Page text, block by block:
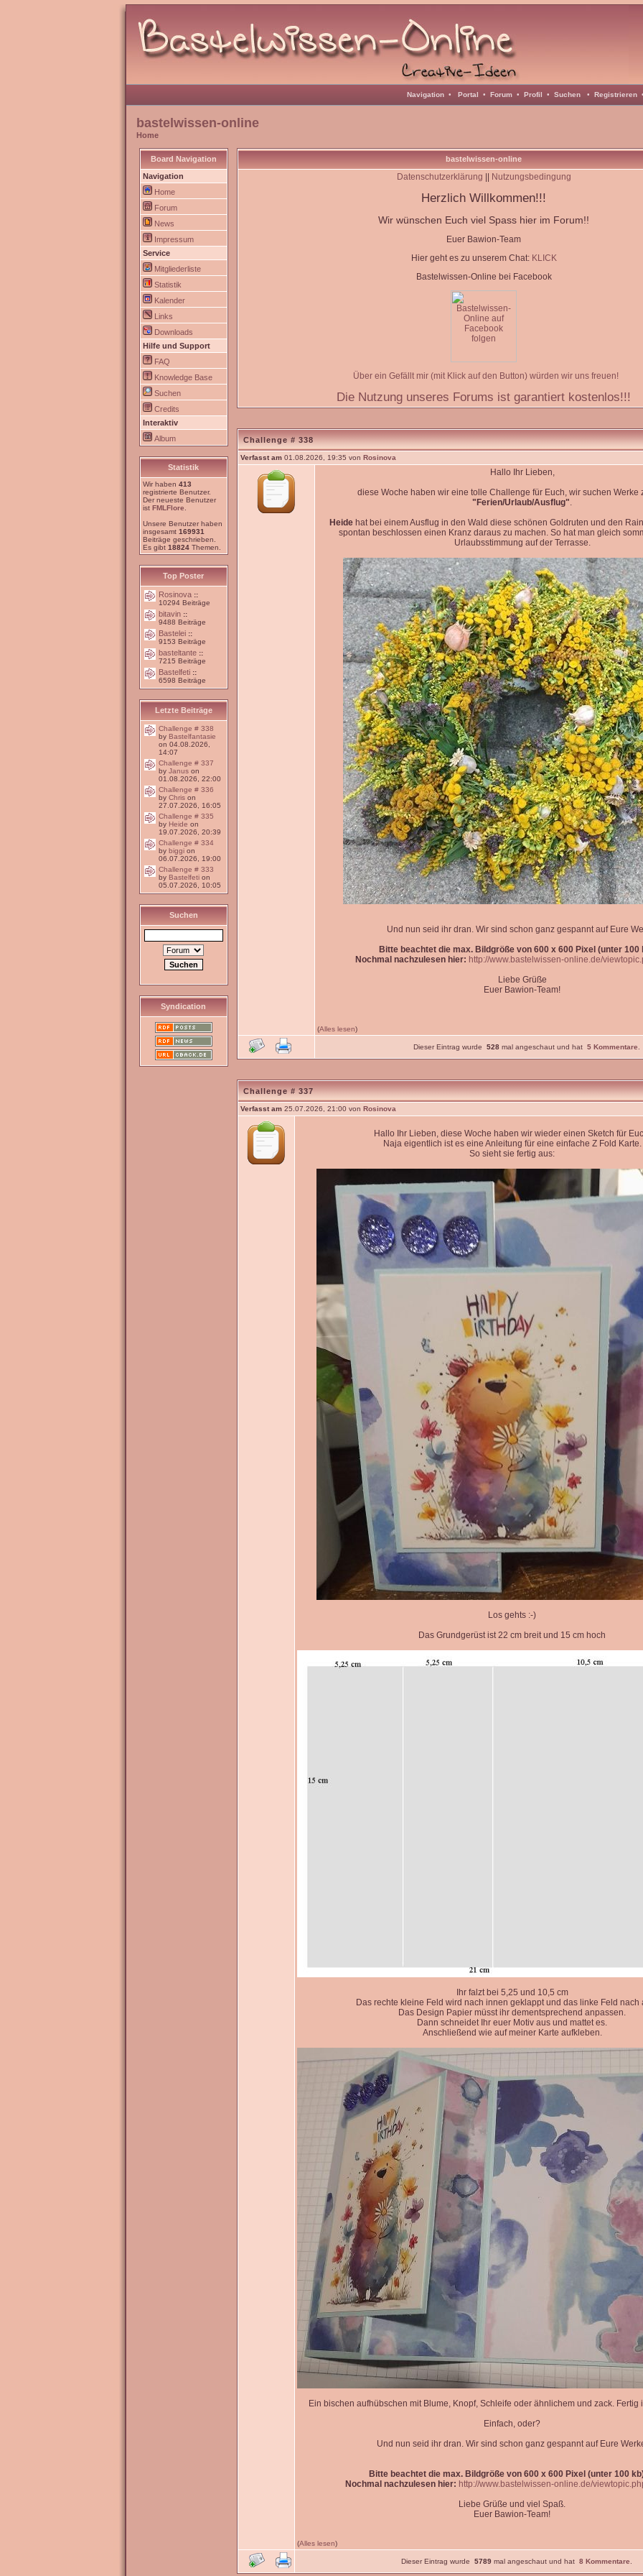
Navigation• Portal • Forum• Profil • Suchen• Registrieren
bastelwissen-online
Home
Board Navigation
Navigation
Home
Forum
News
Impressum
Service
Mitgliederliste
Statistik
Kalender
Links
Downloads
Hilfe und Support
FAQ
Knowledge Base
Suchen
Credits
Interaktiv
Album
Statistik
Wir haben 413
registrierte Benutzer.
Der neueste Benutzer
ist FMLFlore
Unsere Benutzer haben
insgesamt 169931
Beiträge geschrieben.
Es gibt 18824Themen.
Top Poster
Rosinova ::
10294 Beiträge
bitavin ::
9488 Beiträge
Bastelei ::
9153 Beiträge
basteltante ::
7215 Beiträge
Bastelfeti ::
6598 Beiträge
Letzte Beiträge
Challenge # 338
by Bastelfantasie
on 04.08.2026,
14:07
Challenge # 337
by Januson
01.08.2026, 22:00
Challenge # 336
by Chrison
27.07.2026, 16:05
Challenge # 335
by Heide on
19.07.2026, 20:39
Challenge # 334
by biggion
06.07.2026, 19:00
Challenge # 333
by Bastelfetion
05.07.2026, 10:05
Suchen
Syndication
bastelwissen-online
Datenschutzerklärung Nutzungsbedingung
Herzlich Willkommen!!!
Wir wünschen Euch viel Spass hier im Forum!!
Euer Bawion-Team
Hier geht es zu unserem Chat: KLICK
Bastelwissen-Online bei Facebook
Über ein Gefällt mir (mit Klick auf den Button) würden wir uns freuen!
Die Nutzung unseres Forums ist garantiert kostenlos!!!
Challenge # 338
Verfasst am01.08.2026, 19:35 von Rosinova
Hallo Ihr Lieben,
diese Woche haben wir eine tolle Challenge für Euch, wir suchen Werke
"Ferien/Urlaub/Ausflug".
Heide hat bei einem Ausflug in den Wald diese schönen Goldruten und den
spontan beschlossen einen Kranz daraus zu machen. So hat man gleich
Urlaubsstimmung auf der Terrasse.
Und nun seid ihr dran. Wir sind schon ganz gespannt auf Eure
Bitte beachtet die max. Bildgröße von 600 x 600 Pixel (unter 100
Nochmal nachzulesen hier: http://www.bastelwissen-online.de/
Liebe Grüße
Euer Bawion-Team!
(Alles lesen)
Dieser Eintrag wurde 528mal angeschaut und hat 5 Kommentare
Challenge # 337
Verfasst am25.07.2026, 21:00 von Rosinova
Hallo Ihr Lieben, diese Woche haben wir wieder einen Sketch für
Naja eigentlich ist es eine Anleitung für eine einfache Z Fold Karte.
So sieht sie fertig aus:
Los gehts :-)
Das Grundgerüst ist 22 cm breit und 15 cm hoch
Ihr falzt bei 5,25 und 10,5 cm
Das rechte kleine Feld wird nach innen geklappt und das linke Feld nach
Das Design Papier müsst ihr dementsprechend anpassen.
Dann schneidet Ihr euer Motiv aus und mattet es.
Anschließend wie auf meiner Karte aufkleben.
Ein bischen aufhübschen mit Blume, Knopf, Schleife oder ähnlichem und zack. Fertig
Einfach, oder?
Und nun seid ihr dran. Wir sind schon ganz gespannt auf Eure
Bitte beachtet die max. Bildgröße von 600 x 600 Pixel (unter 100
Nochmal nachzulesen hier: http://www.bastelwissen-online.de/
Liebe Grüße und viel Spaß.
Euer Bawion-Team!
(Alles lesen)
Dieser Eintrag wurde 5789mal angeschaut und hat 8 Kommentare